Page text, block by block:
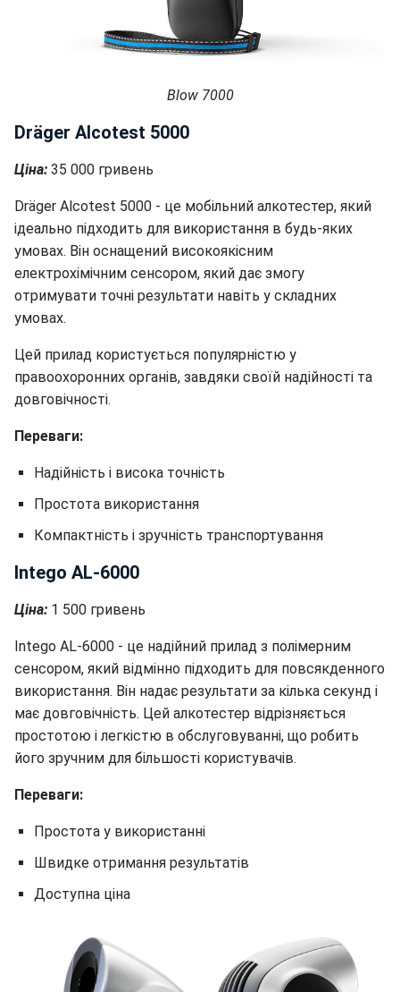
Blow 7000
Dräger Alcotest 5000
Ціна: 35 000 гривень
Dräger Alcotest 5000 - це мобільний алкотестер, який
ідеально підходить для використання в будь-яких
умовах. Він оснащений високоякісним
електрохімічним сенсором, який дає змогу
отримувати точні результати навіть у складних
умовах.
Цей прилад користується популярністю у
правоохоронних органів, завдяки своїй надійності та
довговічності.
Переваги:
Надійність і висока точність
Простота використання
Компактність і зручність транспортування
Intego AL-6000
Ціна: 1 500 гривень
Intego AL-6000 - це надійний прилад з полімерним
сенсором, який відмінно підходить для повсякденного
використання. Він надає результати за кілька секунд і
має довговічність. Цей алкотестер відрізняється
простотою і легкістю в обслуговуванні, що робить
його зручним для більшості користувачів.
Переваги:
Простота у використанні
Швидке отримання результатів
Доступна ціна